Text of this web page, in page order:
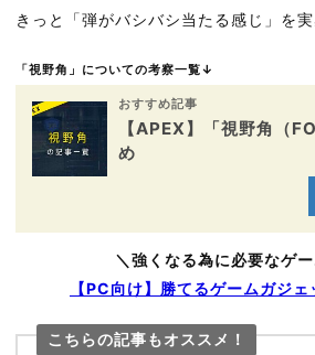
きっと「弾がバシバシ当たる感じ」を実
「視野角」についての考察一覧↓
おすすめ記事
【APEX】「視野角（
め
＼強くなる為に必要なゲ
【PC向け】勝てるゲームガジェ
こちらの記事もオススメ！